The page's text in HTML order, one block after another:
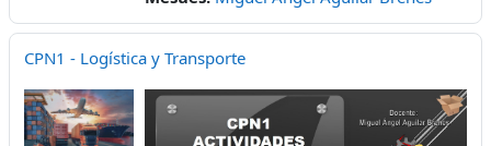
CPN1 - Logística y Transporte